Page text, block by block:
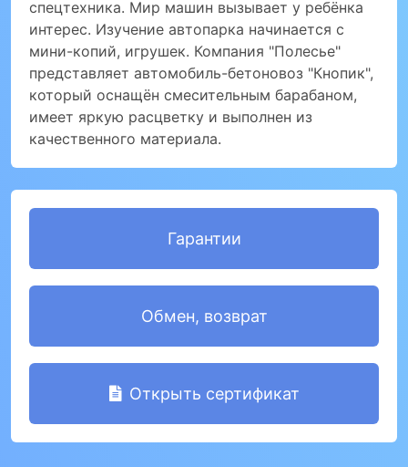
спецтехника. Мир машин вызывает у ребёнка
интерес. Изучение автопарка начинается с
мини-копий, игрушек. Компания "Полесье"
представляет автомобиль-бетоновоз "Кнопик",
который оснащён смесительным барабаном,
имеет яркую расцветку и выполнен из
качественного материала.
Гарантии
Обмен, возврат
Открыть сертификат